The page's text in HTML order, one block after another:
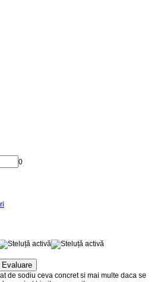
0
de sodiu ceva concret si mai multe daca se